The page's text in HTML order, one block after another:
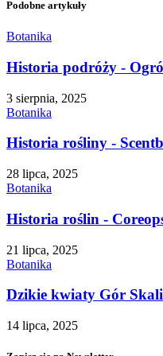
Podobne artykuły
Botanika
Historia podróży -
3 sierpnia, 2025
Botanika
Historia rośliny -
28 lipca, 2025
Botanika
Historia roślin -
21 lipca, 2025
Botanika
Dzikie kwiaty Gór
14 lipca, 2025